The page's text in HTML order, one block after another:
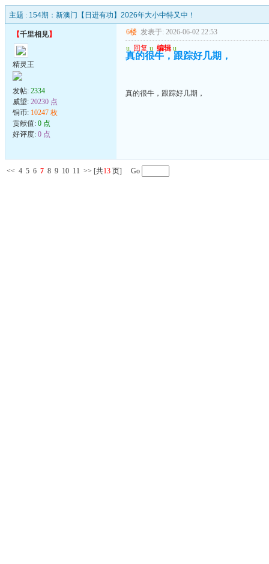
主题 : 154期：新澳门【日进有功】2026年大小中特又中！
【千里相见】
精灵王
发帖: 2334
威望: 20230 点
铜币: 10247 枚
贡献值: 0 点
好评度: 0 点
6楼 发表于: 2026-06-02 22:53
u 回复 u 编辑 u
真的很牛，跟踪好几期，
真的很牛，跟踪好几期，
<< 4 5 6 7 8 9 10 11 >> [共13 页] Go